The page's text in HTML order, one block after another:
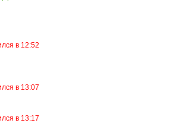
в 12:52
в 13:07
в 13:17